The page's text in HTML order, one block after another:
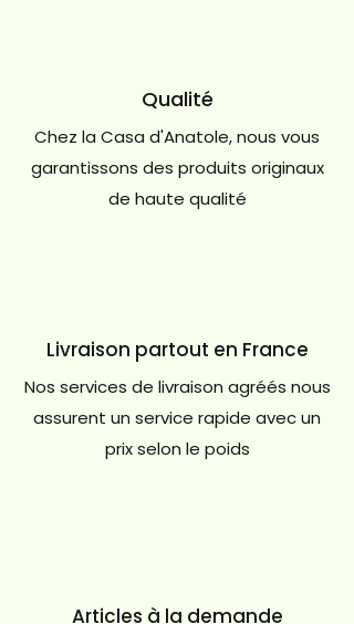
Qualité
Chez la Casa d'Anatole, nous vous
garantissons des produits originaux
de haute qualité
Livraison partout en France
Nos services de livraison agréés nous
assurent un service rapide avec un
prix selon le poids
Articles à la demande